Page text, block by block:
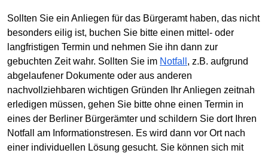
Sollten Sie ein Anliegen für das Bürgeramt haben, das nicht
besonders eilig ist, buchen Sie bitte einen mittel- oder
langfristigen Termin und nehmen Sie ihn dann zur
gebuchten Zeit wahr. Sollten Sie im Notfall , z.B. aufgrund
abgelaufener Dokumente oder aus anderen
nachvollziehbaren wichtigen Gründen Ihr Anliegen zeitnah
erledigen müssen, gehen Sie bitte ohne einen Termin in
eines der Berliner Bürgerämter und schildern Sie dort Ihren
Notfall am Informationstresen. Es wird dann vor Ort nach
einer individuellen Lösung gesucht. Sie können sich mit